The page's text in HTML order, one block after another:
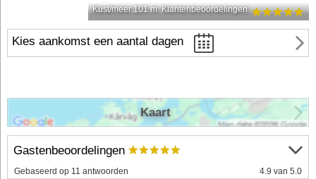
Kust/meer 101 m Klantenbeoordelingen
Kies aankomst een aantal dagen
Gastenbeoordelingen
Gebaseerd op 11 antwoorden 4.9 van 5.0
Kaart